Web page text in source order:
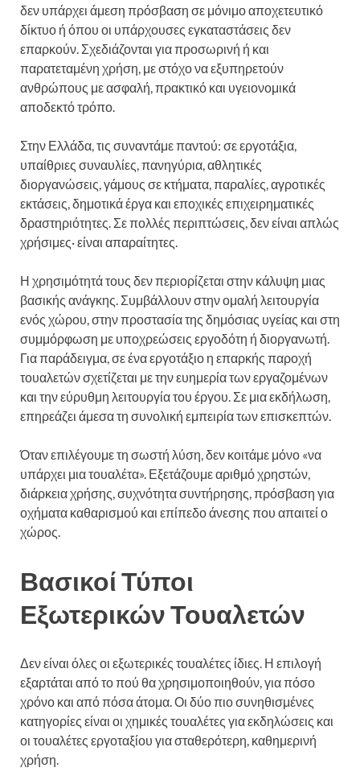
δεν υπάρχει άμεση πρόσβαση σε μόνιμο αποχετευτικό
δίκτυο ή όπου οι υπάρχουσες εγκαταστάσεις δεν
επαρκούν. Σχεδιάζονται για προσωρινή ή και
παρατεταμένη χρήση, με στόχο να εξυπηρετούν
ανθρώπους με ασφαλή, πρακτικό και υγειονομικά
αποδεκτό τρόπο.
Στην Ελλάδα, τις συναντάμε παντού: σε εργοτάξια,
υπαίθριες συναυλίες, πανηγύρια, αθλητικές
διοργανώσεις, γάμους σε κτήματα, παραλίες, αγροτικές
εκτάσεις, δημοτικά έργα και εποχικές επιχειρηματικές
δραστηριότητες. Σε πολλές περιπτώσεις, δεν είναι απλώς
χρήσιμες· είναι απαραίτητες.
Η χρησιμότητά τους δεν περιορίζεται στην κάλυψη μιας
βασικής ανάγκης. Συμβάλλουν στην ομαλή λειτουργία
ενός χώρου, στην προστασία της δημόσιας υγείας και στη
συμμόρφωση με υποχρεώσεις εργοδότη ή διοργανωτή.
Για παράδειγμα, σε ένα εργοτάξιο η επαρκής παροχή
τουαλετών σχετίζεται με την ευημερία των εργαζομένων
και την εύρυθμη λειτουργία του έργου. Σε μια εκδήλωση,
επηρεάζει άμεσα τη συνολική εμπειρία των επισκεπτών.
Όταν επιλέγουμε τη σωστή λύση, δεν κοιτάμε μόνο «να
υπάρχει μια τουαλέτα». Εξετάζουμε αριθμό χρηστών,
διάρκεια χρήσης, συχνότητα συντήρησης, πρόσβαση για
οχήματα καθαρισμού και επίπεδο άνεσης που απαιτεί ο
χώρος.
Βασικοί Τύποι
Εξωτερικών Τουαλετών
Δεν είναι όλες οι εξωτερικές τουαλέτες ίδιες. Η επιλογή
εξαρτάται από το πού θα χρησιμοποιηθούν, για πόσο
χρόνο και από πόσα άτομα. Οι δύο πιο συνηθισμένες
κατηγορίες είναι οι χημικές τουαλέτες για εκδηλώσεις και
οι τουαλέτες εργοταξίου για σταθερότερη, καθημερινή
χρήση.